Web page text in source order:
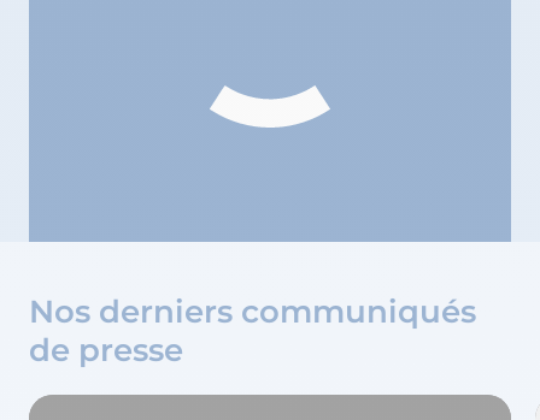
Nos derniers communiqués
de presse